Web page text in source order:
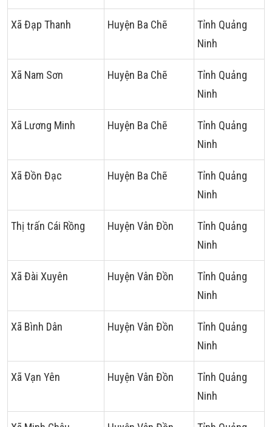
Xã Đạp Thanh Huyện Ba Chẽ
Tỉnh Quảng
Ninh
Xã Nam Sơn Huyện Ba Chẽ
Tỉnh Quảng
Ninh
Xã Lương Minh Huyện Ba Chẽ
Tỉnh Quảng
Ninh
Xã Đồn Đạc Huyện Ba Chẽ
Tỉnh Quảng
Ninh
Thị trấn Cái Rồng Huyện Vân Đồn
Tỉnh Quảng
Ninh
Xã Đài Xuyên Huyện Vân Đồn
Tỉnh Quảng
Ninh
Xã Bình Dân Huyện Vân Đồn
Tỉnh Quảng
Ninh
Xã Vạn Yên Huyện Vân Đồn
Tỉnh Quảng
Ninh